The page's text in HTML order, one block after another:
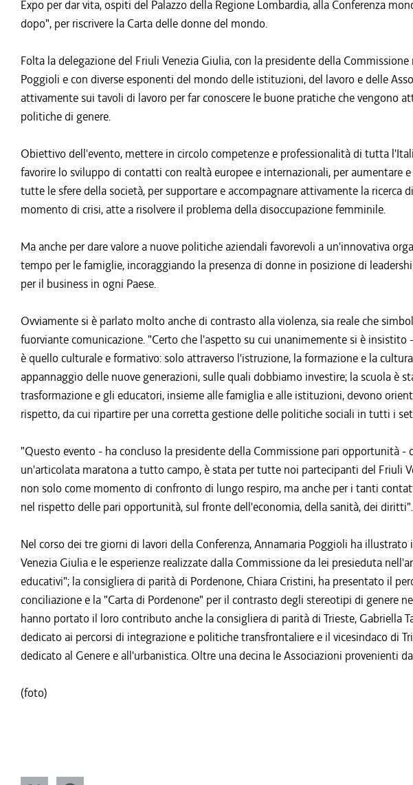
Expo per dar vita, ospiti del Palazzo della Regione Lombardia, alla Conferenza
dopo", per riscrivere la Carta delle donne del mondo.
Folta la delegazione del Friuli Venezia Giulia, con la presidente della
Poggioli e con diverse esponenti del mondo delle istituzioni, del lavoro e delle
attivamente sui tavoli di lavoro per far conoscere le buone pratiche che vengono
politiche di genere.
Obiettivo dell'evento, mettere in circolo competenze e professionalità di tutta
favorire lo sviluppo di contatti con realtà europee e internazionali, per aumentare
tutte le sfere della società, per supportare e accompagnare attivamente la ricerca
momento di crisi, atte a risolvere il problema della disoccupazione femminile.
Ma anche per dare valore a nuove politiche aziendali favorevoli a un'innovativa
tempo per le famiglie, incoraggiando la presenza di donne in posizione di
per il business in ogni Paese.
Ovviamente si è parlato molto anche di contrasto alla violenza, sia reale che
fuorviante comunicazione. "Certo che l'aspetto su cui unanimemente si è
è quello culturale e formativo: solo attraverso l'istruzione, la formazione e la
appannaggio delle nuove generazioni, sulle quali dobbiamo investire; la scuola è
trasformazione e gli educatori, insieme alle famiglia e alle istituzioni, devono
rispetto, da cui ripartire per una corretta gestione delle politiche sociali in tutti i
"Questo evento - ha concluso la presidente della Commissione pari opportunità -
un'articolata maratona a tutto campo, è stata per tutte noi partecipanti del Friuli
non solo come momento di confronto di lungo respiro, ma anche per i tanti
nel rispetto delle pari opportunità, sul fronte dell'economia, della sanità, dei diritti".
Nel corso dei tre giorni di lavori della Conferenza, Annamaria Poggioli ha
Venezia Giulia e le esperienze realizzate dalla Commissione da lei presieduta
educativi"; la consigliera di parità di Pordenone, Chiara Cristini, ha presentato il
conciliazione e la "Carta di Pordenone" per il contrasto degli stereotipi di genere
hanno portato il loro contributo anche la consigliera di parità di Trieste, Gabriella
dedicato ai percorsi di integrazione e politiche transfrontaliere e il vicesindaco di
dedicato al Genere e all'urbanistica. Oltre una decina le Associazioni provenienti
(foto)